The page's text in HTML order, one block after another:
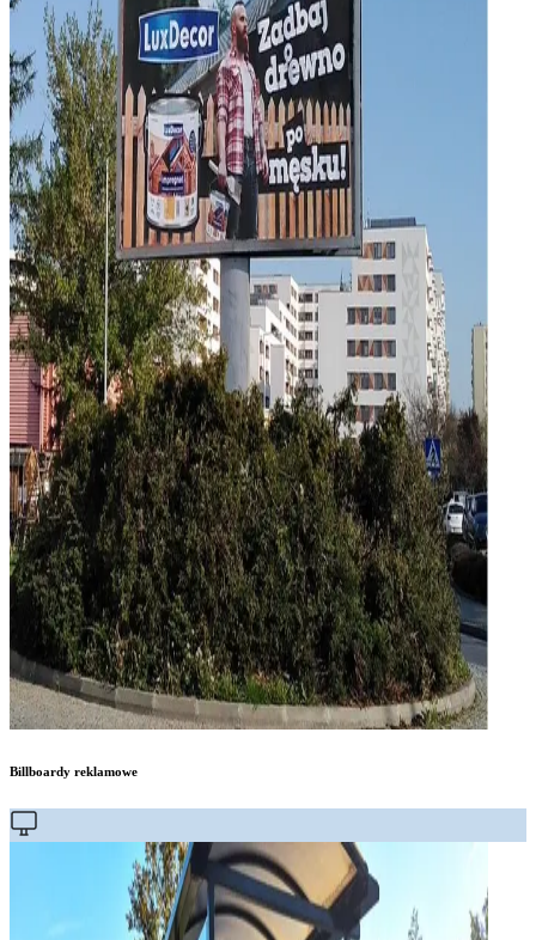
Billboardy reklamowe